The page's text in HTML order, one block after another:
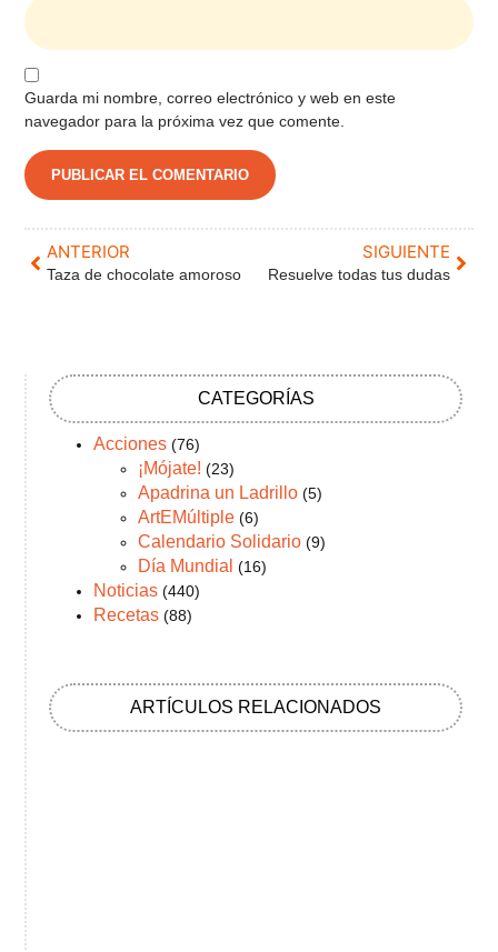
Guarda mi nombre, correo electrónico y web en este
navegador para la próxima vez que comente.
ANTERIOR
Taza de chocolate amoroso
SIGUIENTE
Resuelve todas tus dudas
CATEGORÍAS
Acciones (76)
¡Mójate! (23)
Apadrina un Ladrillo (5)
ArtEMúltiple (6)
Calendario Solidario (9)
Día Mundial (16)
Noticias (440)
Recetas (88)
ARTÍCULOS RELACIONADOS